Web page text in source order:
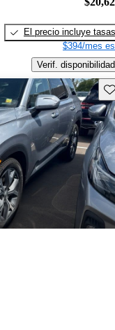
El precio incluye tasas
$394/mes
Verif. disponibilidad